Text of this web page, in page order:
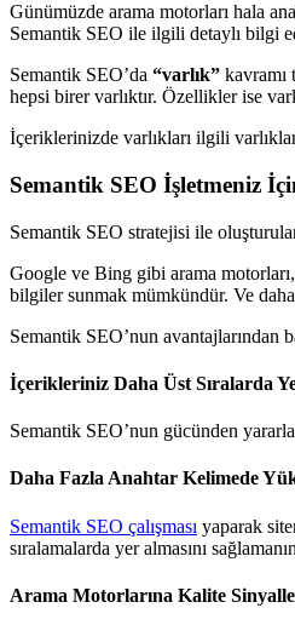
Günümüzde arama motorları hala
Semantik SEO ile ilgili detaylı bilgi
Semantik SEO’da “varlık”
hepsi birer varlıktır. Özellikler ise
İçeriklerinizde varlıkları ilgili
Semantik SEO İşletmeniz
Semantik SEO stratejisi ile
Google ve Bing gibi arama
bilgiler sunmak mümkündür. Ve
Semantik SEO’nun avantajlarından
İçerikleriniz Daha Üst Sıralarda
Semantik SEO’nun gücünden
Daha Fazla Anahtar Kelimede
Semantik SEO çalışması yaparak
sıralamalarda yer almasını
Arama Motorlarına Kalite